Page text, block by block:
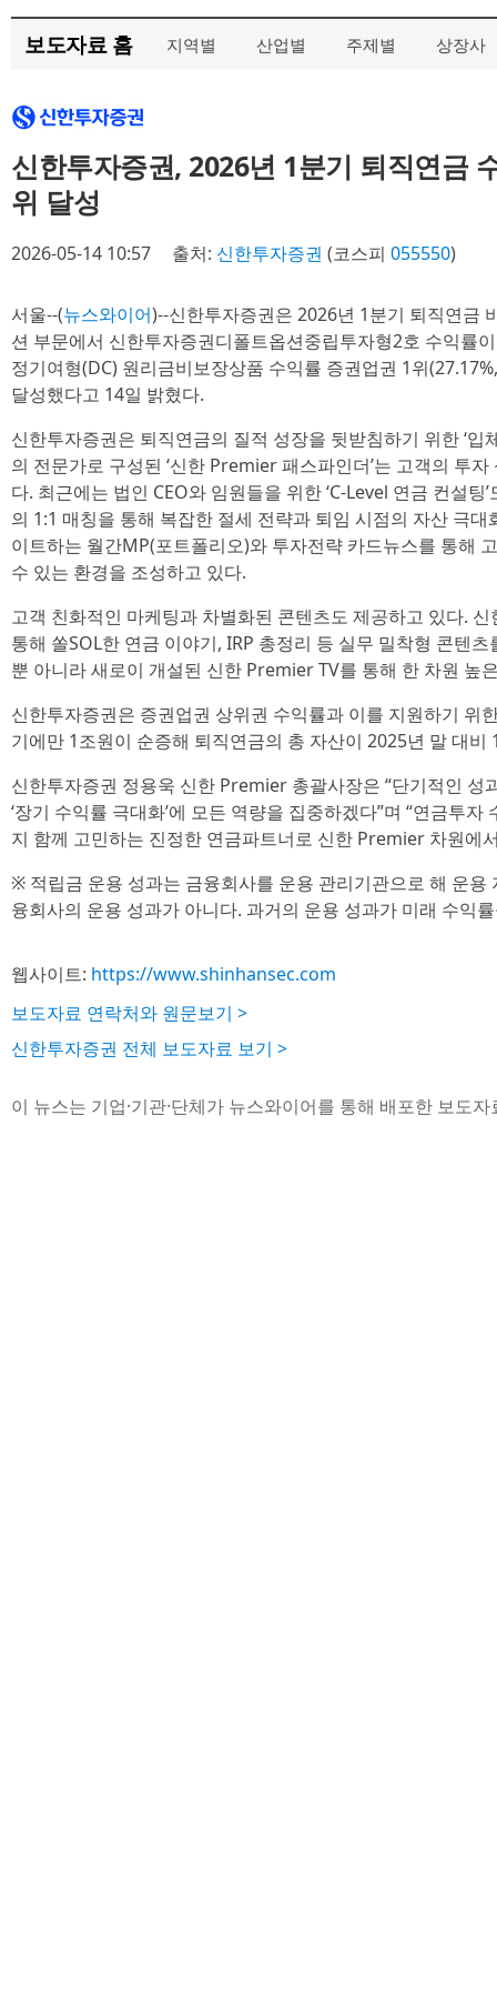
보도자료 홈 지역별 산업별 주제별 상장사
신한투자증권, 2026년 1분기 퇴직연금
위 달성
2026-05-14 10:57 출처: 신한투자증권 (코스피 055550)
서울--(뉴스와이어)--신한투자증권은 2026년 1분기 퇴직연금
션 부문에서 신한투자증권디폴트옵션중립투자형2호 수익률
정기여형(DC) 원리금비보장상품 수익률 증권업권 1위
달성했다고 14일 밝혔다.
신한투자증권은 퇴직연금의 질적 성장을 뒷받침하기 위한 ‘입
의 전문가로 구성된 ‘신한 Premier 패스파인더’는 고객의 투
다. 최근에는 법인 CEO와 임원들을 위한 ‘C-Level 연금 컨설
의 1:1 매칭을 통해 복잡한 절세 전략과 퇴임 시점의 자산 극
이트하는 월간MP(포트폴리오)와 투자전략 카드뉴스를 통해
수 있는 환경을 조성하고 있다.
고객 친화적인 마케팅과 차별화된 콘텐츠도 제공하고 있다.
통해 쏠SOL한 연금 이야기, IRP 총정리 등 실무 밀착형 콘텐
뿐 아니라 새로이 개설된 신한 Premier TV를 통해 한 차원 높
신한투자증권은 증권업권 상위권 수익률과 이를 지원하기 위
기에만 1조원이 순증해 퇴직연금의 총 자산이 2025년 말 대비
신한투자증권 정용욱 신한 Premier 총괄사장은 “단기적인 성
‘장기 수익률 극대화’에 모든 역량을 집중하겠다”며 “연금투
지 함께 고민하는 진정한 연금파트너로 신한 Premier 차원에
※ 적립금 운용 성과는 금융회사를 운용 관리기관으로 해 운용
융회사의 운용 성과가 아니다. 과거의 운용 성과가 미래 수익
웹사이트: https://www.shinhansec.com
보도자료 연락처와 원문보기 >
신한투자증권 전체 보도자료 보기 >
이 뉴스는 기업·기관·단체가 뉴스와이어를 통해 배포한 보도